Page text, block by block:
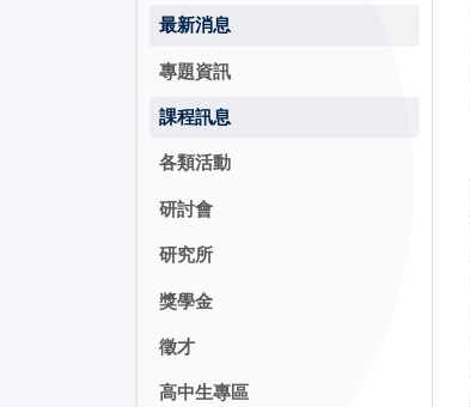
最新消息
專題資訊
課程訊息
各類活動
研討會
研究所
獎學金
徵才
高中生專區